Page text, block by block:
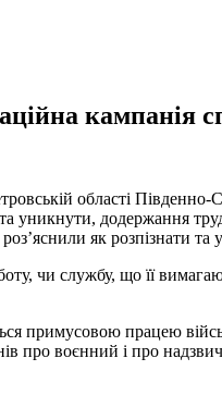
кампанія
області
уникнути, додержання
як розпізнати
чи службу, що її
примусовою працею
про воєнний і про